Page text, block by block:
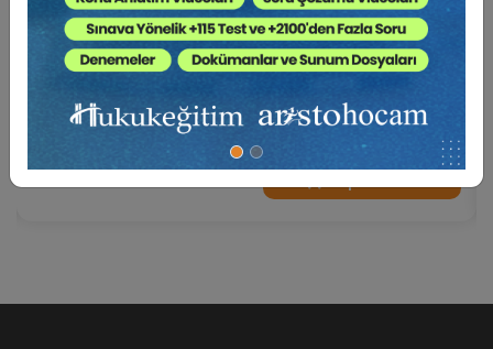
Avukatlık Vekalet Ücretlerinden Kaynaklanan
Nitelikli Hesaplamalar Eğitimi (2 Eğitmen - 3
6000 TL